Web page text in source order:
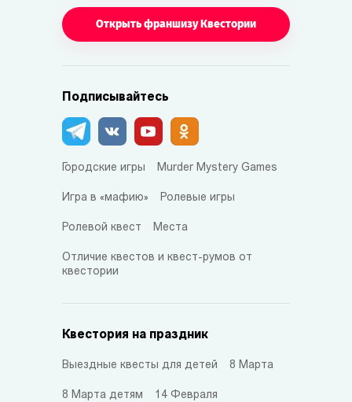
Открыть франшизу Квестории
Подписывайтесь
Городские игры Murder Mystery Games
Игра в «мафию» Ролевые игры
Ролевой квест Места
Отличие квестов и квест-румов от
квестории
Квестория на праздник
Выездные квесты для детей 8 Марта
8 Марта детям 14 Февраля